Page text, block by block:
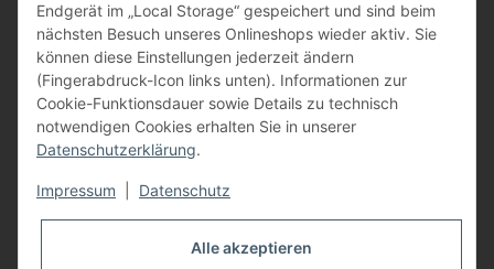
Bauer-Systemtechnik GmbH
Gewerbering 17
84072 Au i.d. Hallertau
info@bauer-tore.de
Endgerät im „Local Storage“ gespeichert und sind beim
nächsten Besuch unseres Onlineshops wieder aktiv. Sie
können diese Einstellungen jederzeit ändern
(Fingerabdruck-Icon links unten). Informationen zur
Cookie-Funktionsdauer sowie Details zu technisch
notwendigen Cookies erhalten Sie in unserer
Datenschutzerklärung.
Impressum Datenschutz
Alle akzeptieren